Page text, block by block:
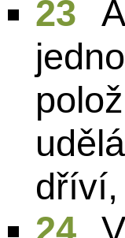
23